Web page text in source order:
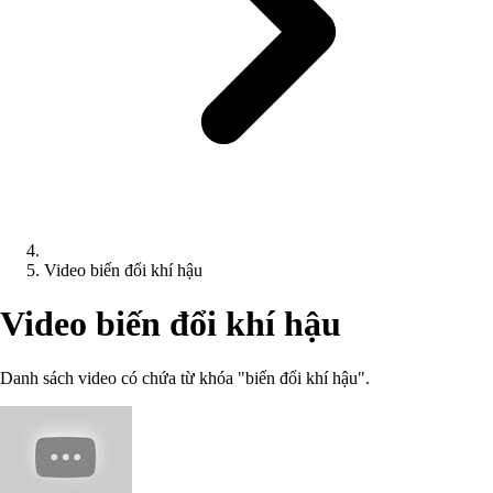
Video biến đổi khí hậu
Video biến đổi khí hậu
Danh sách video có chứa từ khóa "biến đổi khí hậu".